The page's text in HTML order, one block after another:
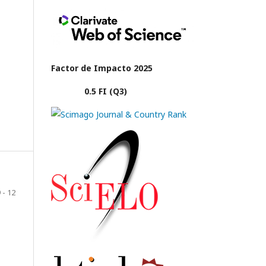
- 12
Factor de Impacto 2025
0.5 FI (Q3)